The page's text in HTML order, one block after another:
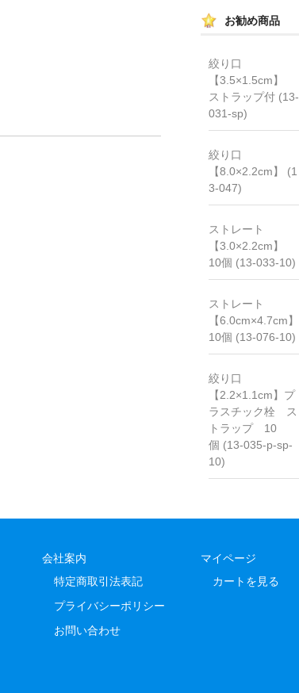
お勧め商品
絞り口
【3.5×1.5cm】
ストラップ付 (13-
031-sp)
絞り口
【8.0×2.2cm】 (1
3-047)
ストレート
【3.0×2.2cm】
10個 (13-033-10)
ストレート
【6.0cm×4.7cm】
10個 (13-076-10)
絞り口
【2.2×1.1cm】プ
ラスチック栓 ス
トラップ 10
個 (13-035-p-sp-
10)
会社案内
特定商取引法表記
プライバシーポリシー
お問い合わせ
マイページ
カートを見る